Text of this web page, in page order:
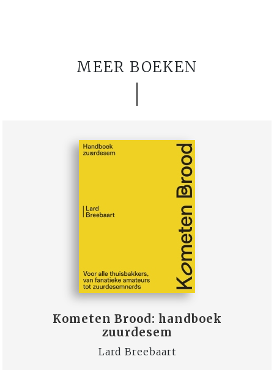
MEER BOEKEN
Kometen Brood: handboek
zuurdesem
Lard Breebaart